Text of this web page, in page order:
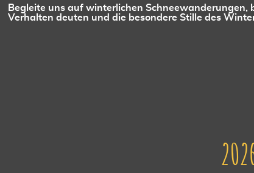
Begleite uns auf winterlichen Schneewanderungen,
Verhalten deuten und die besondere Stille des